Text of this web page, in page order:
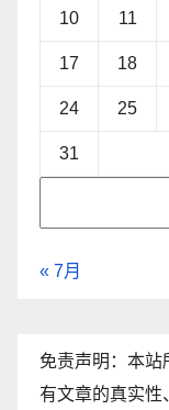
10 11
17 18
24 25
31
« 7月
免责声明：本站
有文章的真实性